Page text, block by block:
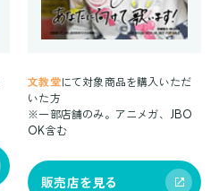
文教堂にて対象商品を購入いただ
いた方
※一部店舗のみ。アニメガ、JBO
OK含む
販売店を見る